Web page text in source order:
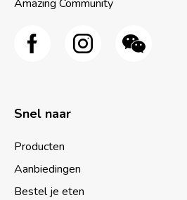
Amazing Community
Snel naar
Producten
Aanbiedingen
Bestel je eten